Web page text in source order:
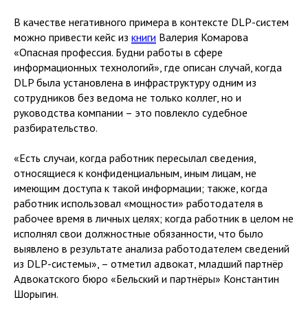
В качестве негативного примера в контексте DLP-систем
можно привести кейс из книги Валерия Комарова
«Опасная профессия. Будни работы в сфере
информационных технологий», где описан случай, когда
DLP была установлена в инфраструктуру одним из
сотрудников без ведома не только коллег, но и
руководства компании – это повлекло судебное
разбирательство.
«Есть случаи, когда работник пересылал сведения,
относящиеся к конфиденциальным, иным лицам, не
имеющим доступа к такой информации; также, когда
работник использовал «мощности» работодателя в
рабочее время в личных целях; когда работник в целом не
исполнял свои должностные обязанности, что было
выявлено в результате анализа работодателем сведений
из DLP-системы», – отметил адвокат, младший партнёр
Адвокатского бюро «Бельский и партнёры» Константин
Шорыгин.